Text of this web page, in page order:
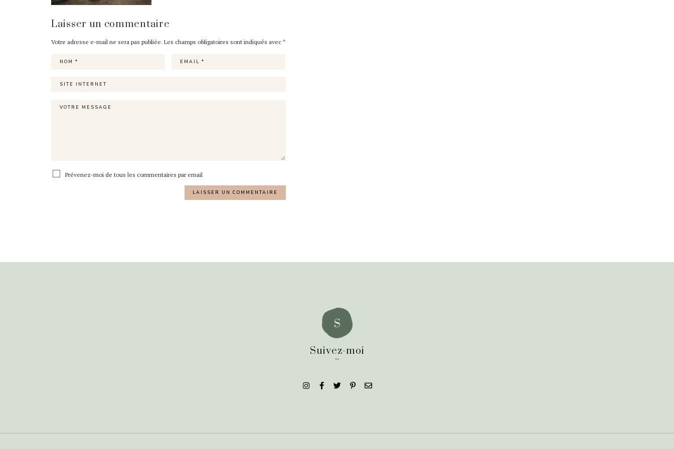
Laisser un commentaire
Votre adresse e-mail ne sera pas publiée. Les champs obligatoires sont indiqués avec *
Prévenez-moi de tous les commentaires par email
Suivez-moi
_